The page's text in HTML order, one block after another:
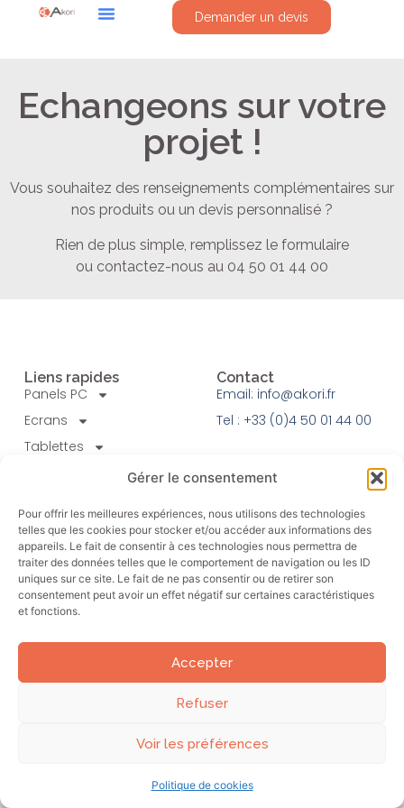
Gérer le consentement
Pour offrir les meilleures expériences, nous utilisons des technologies
telles que les cookies pour stocker et/ou accéder aux informations des
appareils. Le fait de consentir à ces technologies nous permettra de
traiter des données telles que le comportement de navigation ou les ID
uniques sur ce site. Le fait de ne pas consentir ou de retirer son
consentement peut avoir un effet négatif sur certaines caractéristiques
et fonctions.
Accepter
Refuser
Voir les préférences
Politique de cookies
Demander un devis
Echangeons sur votre
projet !
Vous souhaitez des renseignements complémentaires sur
nos produits ou un devis personnalisé ?
Rien de plus simple, remplissez le formulaire
ou contactez-nous au 04 50 01 44 00
Votre expert en matériel informatique robuste
Liens rapides
Panels PC
Ecrans
Tablettes
Contact
Email: info@akori.fr
Tel : +33 (0)4 50 01 44 00
© 2026 Akori tous droits réservés I Mentions légales